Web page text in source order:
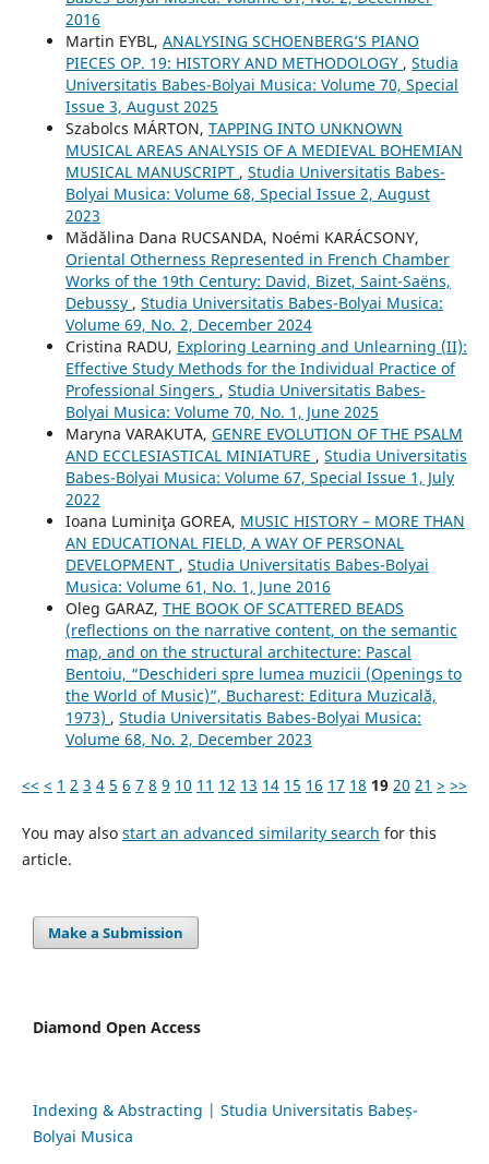
2016
Martin EYBL, ANALYSING SCHOENBERG’S PIANO
PIECES OP. 19: HISTORY AND METHODOLOGY , Studia
Universitatis Babes-Bolyai Musica: Volume 70, Special
Issue 3, August 2025
Szabolcs MÁRTON, TAPPING INTO UNKNOWN
MUSICAL AREAS ANALYSIS OF A MEDIEVAL BOHEMIAN
MUSICAL MANUSCRIPT , Studia Universitatis Babes-
Bolyai Musica: Volume 68, Special Issue 2, August
2023
Mădălina Dana RUCSANDA, Noémi KARÁCSONY,
Oriental Otherness Represented in French Chamber
Works of the 19th Century: David, Bizet, Saint-Saëns,
Debussy , Studia Universitatis Babes-Bolyai Musica:
Volume 69, No. 2, December 2024
Cristina RADU, Exploring Learning and Unlearning (II):
Effective Study Methods for the Individual Practice of
Professional Singers , Studia Universitatis Babes-
Bolyai Musica: Volume 70, No. 1, June 2025
Maryna VARAKUTA, GENRE EVOLUTION OF THE PSALM
AND ECCLESIASTICAL MINIATURE , Studia Universitatis
Babes-Bolyai Musica: Volume 67, Special Issue 1, July
2022
Ioana Luminiţa GOREA, MUSIC HISTORY – MORE THAN
AN EDUCATIONAL FIELD, A WAY OF PERSONAL
DEVELOPMENT , Studia Universitatis Babes-Bolyai
Musica: Volume 61, No. 1, June 2016
Oleg GARAZ, THE BOOK OF SCATTERED BEADS
(reflections on the narrative content, on the semantic
map, and on the structural architecture: Pascal
Bentoiu, “Deschideri spre lumea muzicii (Openings to
the World of Music)”, Bucharest: Editura Muzicală,
1973) , Studia Universitatis Babes-Bolyai Musica:
Volume 68, No. 2, December 2023
<< < 1 2 3 4 5 6 7 8 9 10 11 12 13 14 15 16 17 18 19 20 21 > >>
You may also start an advanced similarity search for this
article.
Make a Submission
Diamond Open Access
Indexing & Abstracting | Studia Universitatis Babeș-
Bolyai Musica